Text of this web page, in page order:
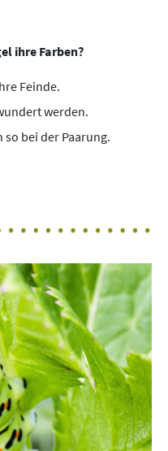
ihre Farben?
Feinde.
werden.
bei der Paarung.